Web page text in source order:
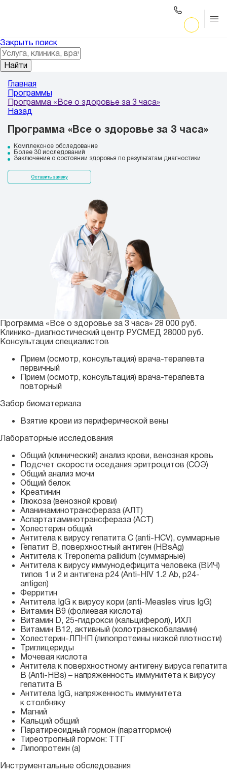
Закрыть поиск
Найти
Главная
Программы
Программа «Все о здоровье за 3 часа»
Назад
Программа «Все о здоровье за 3 часа»
Комплексное обследование
Более 30 исследований
Заключение о состоянии здоровья по результатам диагностики
Оставить заявку
Программа «Все о здоровье за 3 часа» 28 000 руб.
Клинико-диагностический центр РУСМЕД 28000 руб.
Консультации специалистов
Прием (осмотр, консультация) врача-терапевта
первичный
Прием (осмотр, консультация) врача-терапевта
повторный
Забор биоматериала
Взятие крови из периферической вены
Лабораторные исследования
Общий (клинический) анализ крови, венозная кровь
Подсчет скорости оседания эритроцитов (СОЭ)
Общий анализ мочи
Общий белок
Креатинин
Глюкоза (венозной крови)
Аланинаминотрансфераза (АЛТ)
Аспартатаминотрансфераза (АСТ)
Холестерин общий
Антитела к вирусу гепатита С (anti-HCV), суммарные
Гепатит B, поверхностный антиген (HBsAg)
Антитела к Treponema pallidum (суммарные)
Антитела к вирусу иммунодефицита человека (ВИЧ)
типов 1 и 2 и антигена p24 (Anti-HIV 1.2 Ab, p24-
antigen)
Ферритин
Антитела IgG к вирусу кори (anti-Measles virus IgG)
Витамин В9 (фолиевая кислота)
Витамин D, 25-гидрокси (кальциферол), ИХЛ
Витамин В12, активный (холотранскобаламин)
Холестерин-ЛПНП (липопротеины низкой плотности)
Триглицериды
Мочевая кислота
Антитела к поверхностному антигену вируса гепатита
В (Anti-HBs) – напряженность иммунитета к вирусу
гепатита В
Антитела IgG, напряженность иммунитета
к столбняку
Магний
Кальций общий
Паратиреоидный гормон (паратгормон)
Тиреотропный гормон: ТТГ
Липопротеин (а)
Инструментальные обследования